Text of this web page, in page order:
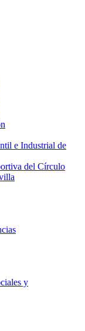
e Industrial de
del Círculo
y